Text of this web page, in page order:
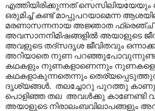
എത്തിയിരിക്കുന്നത്
ഒരുമിച്ച് കണ്ട് മാപ്പുപറയാമെന്ന
മരണാസന്നനായ അജ്ഞാത ഫ്രെഞ്ച്
അവസാനനിമിഷങ്ങളിൽ അയാളുടെ
അവളുടെ തദ്സദൃശ ജീവിതവും
അറിയാതെ നുണ
കഥകളും നുണകളാണെന്നും
കഥകളാകുന്നതെന്നും
ദൃശ്യങ്ങൾ. തലച്ചോറു പുറത്തു
പൊളിഞ്ഞ തല അവൾക്കു കാണേണ്ടി
അയാളുടെ നിരാലംബവിലാപങ്ങളും